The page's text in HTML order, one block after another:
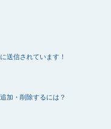
送信されています！
加・削除するには？